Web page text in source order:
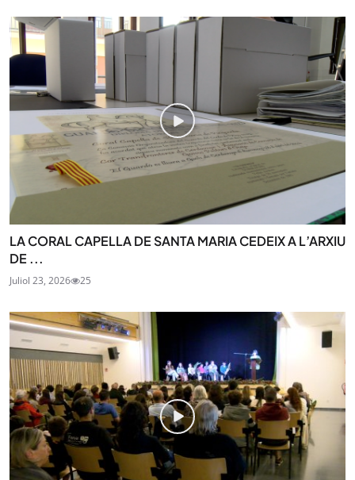
LA CORAL CAPELLA DE SANTA MARIA CEDEIX A L’ARXIU
DE ...
Juliol 23, 2026 25